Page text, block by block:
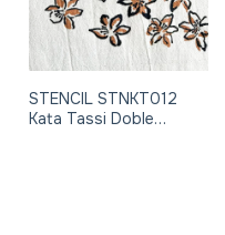
STENCIL STNKT012
Kata Tassi Doble